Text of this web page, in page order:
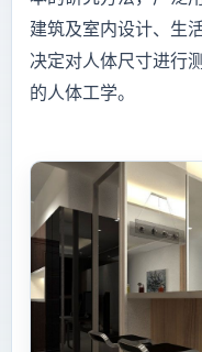
建筑及室内设计、生
决定对人体尺寸进行
的人体工学。